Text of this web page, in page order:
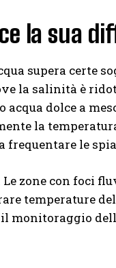
la sua
supera certe
la salinità è
dolce a
la
le
zone con foci
temperature
monitoraggio